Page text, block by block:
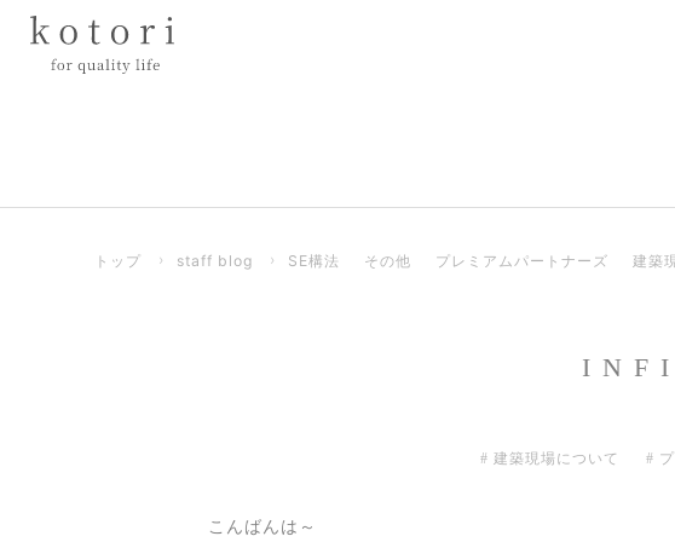
トップ › staff blog › SE構法 その他 プレミアムパートナーズ 建築
建築現場について
こんばんは～